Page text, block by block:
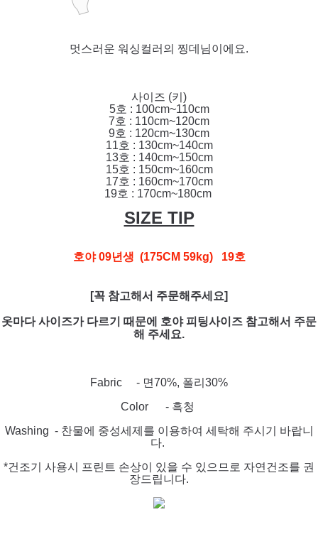
멋스러운 워싱컬러의 찡데님이에요.
사이즈 (키)
5호 : 100cm~110cm
7호 : 110cm~120cm
9호 : 120cm~130cm
11호 : 130cm~140cm
13호 : 140cm~150cm
15호 : 150cm~160cm
17호 : 160cm~170cm
19호 : 170cm~180cm
SIZE TIP
호야 09년생 (175CM 59kg) 19호
[꼭 참고해서 주문해주세요]
옷마다 사이즈가 다르기 때문에 호야 피팅사이즈 참고해서 주문
해 주세요.
Fabric - 면70%, 폴리30%
Color - 흑청
Washing - 찬물에 중성세제를 이용하여 세탁해 주시기 바랍니
다.
*건조기 사용시 프린트 손상이 있을 수 있으므로 자연건조를 권
장드립니다.